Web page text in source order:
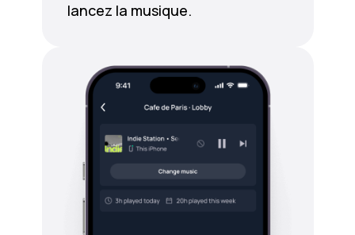
lancez la musique.